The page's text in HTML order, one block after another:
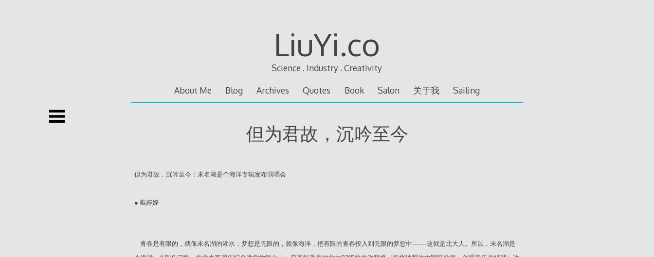
LiuYi.co
Science . Industry . Creativity
About Me Blog Archives Quotes Book Salon 关于我 Sailing
但为君故，沉吟至今
但为君故，沉吟至今：未名湖是个海洋专辑发布演唱会
● 戴婷婷
青春是有限的，就像未名湖的湖水；梦想是无限的，就像海洋，把有限的青春投入到无限的梦想中——这就是北大人。所以，未名湖是